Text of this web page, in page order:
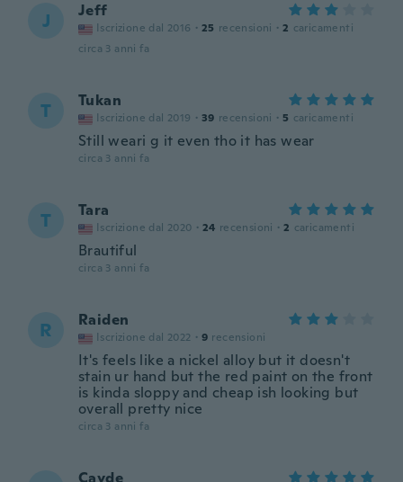
J Jeff
Iscrizione dal 2016 · 25 recensioni · 2 caricamenti
circa 3 anni fa
T Tukan
Iscrizione dal 2019 · 39 recensioni · 5 caricamenti
Still weari g it even tho it has wear
circa 3 anni fa
T Tara
Iscrizione dal 2020 · 24 recensioni · 2 caricamenti
Brautiful
circa 3 anni fa
R Raiden
Iscrizione dal 2022 · 9 recensioni
It's feels like a nickel alloy but it doesn't
stain ur hand but the red paint on the front
is kinda sloppy and cheap ish looking but
overall pretty nice
circa 3 anni fa
Cayde